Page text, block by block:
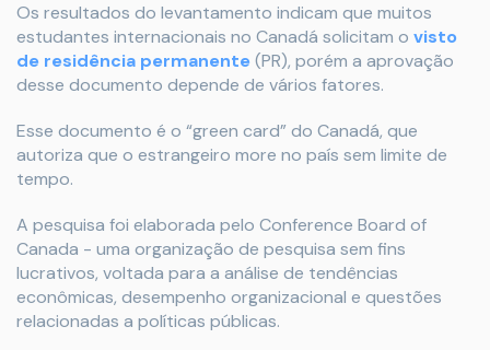
Os resultados do levantamento indicam que muitos
estudantes internacionais no Canadá solicitam o visto
de residência permanente(PR), porém a aprovação
desse documento depende de vários fatores.
Esse documento é o “green card” do Canadá, que
autoriza que o estrangeiro more no país sem limite de
tempo.
A pesquisa foi elaborada pelo Conference Board of
Canada - uma organização de pesquisa sem fins
lucrativos, voltada para a análise de tendências
econômicas, desempenho organizacional e questões
relacionadas a políticas públicas.